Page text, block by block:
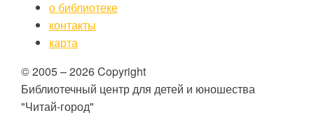
о библиотеке
контакты
карта
© 2005 – 2026 Copyright
Библиотечный центр для детей и юношества
"Читай-город"